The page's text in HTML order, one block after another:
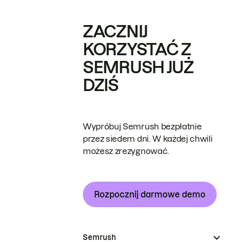
ZACZNIJ
KORZYSTAĆ Z
SEMRUSH JUŻ
DZIŚ
Wypróbuj Semrush bezpłatnie
przez siedem dni. W każdej chwili
możesz zrezygnować.
Rozpocznij darmowe demo
Semrush